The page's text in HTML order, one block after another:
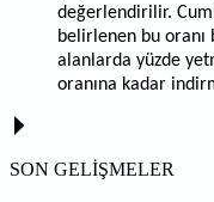
değerlendirilir.
belirlenen bu
alanlarda yüzde
oranına kadar
SON GELİŞMELER